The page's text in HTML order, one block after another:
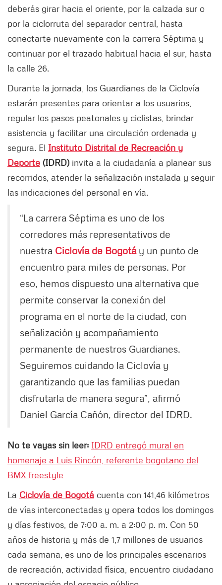
deberás girar hacia el oriente, por la calzada sur o
por la ciclorruta del separador central, hasta
conectarte nuevamente con la carrera Séptima y
continuar por el trazado habitual hacia el sur, hasta
la calle 26.
Durante la jornada, los Guardianes de la Ciclovía
estarán presentes para orientar a los usuarios,
regular los pasos peatonales y ciclistas, brindar
asistencia y facilitar una circulación ordenada y
segura. El Instituto Distrital de Recreación y
Deporte (IDRD) invita a la ciudadanía a planear sus
recorridos, atender la señalización instalada y seguir
las indicaciones del personal en vía.
“La carrera Séptima es uno de los
corredores más representativos de
nuestra Ciclovía de Bogotá y un punto de
encuentro para miles de personas. Por
eso, hemos dispuesto una alternativa que
permite conservar la conexión del
programa en el norte de la ciudad, con
señalización y acompañamiento
permanente de nuestros Guardianes.
Seguiremos cuidando la Ciclovía y
garantizando que las familias puedan
disfrutarla de manera segura”, afirmó
Daniel García Cañón, director del IDRD.
No te vayas sin leer: IDRD entregó mural en
homenaje a Luis Rincón, referente bogotano del
BMX freestyle
La Ciclovía de Bogotá cuenta con 141,46 kilómetros
de vías interconectadas y opera todos los domingos
y días festivos, de 7:00 a. m. a 2:00 p. m. Con 50
años de historia y más de 1,7 millones de usuarios
cada semana, es uno de los principales escenarios
de recreación, actividad física, encuentro ciudadano